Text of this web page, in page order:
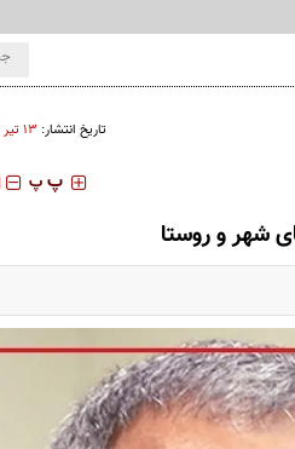
تاریخ انتشار: ۱۳ تير ۱۴۰۳ - ۲۰:۲۵
‍‍‍ پ پ
شهر و روستا